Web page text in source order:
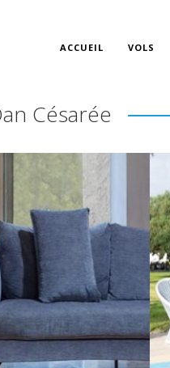
ACCUEIL VOLS
Césarée